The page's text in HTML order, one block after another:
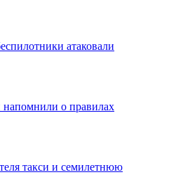
атаковали
напомнили о правилах
такси и семилетнюю